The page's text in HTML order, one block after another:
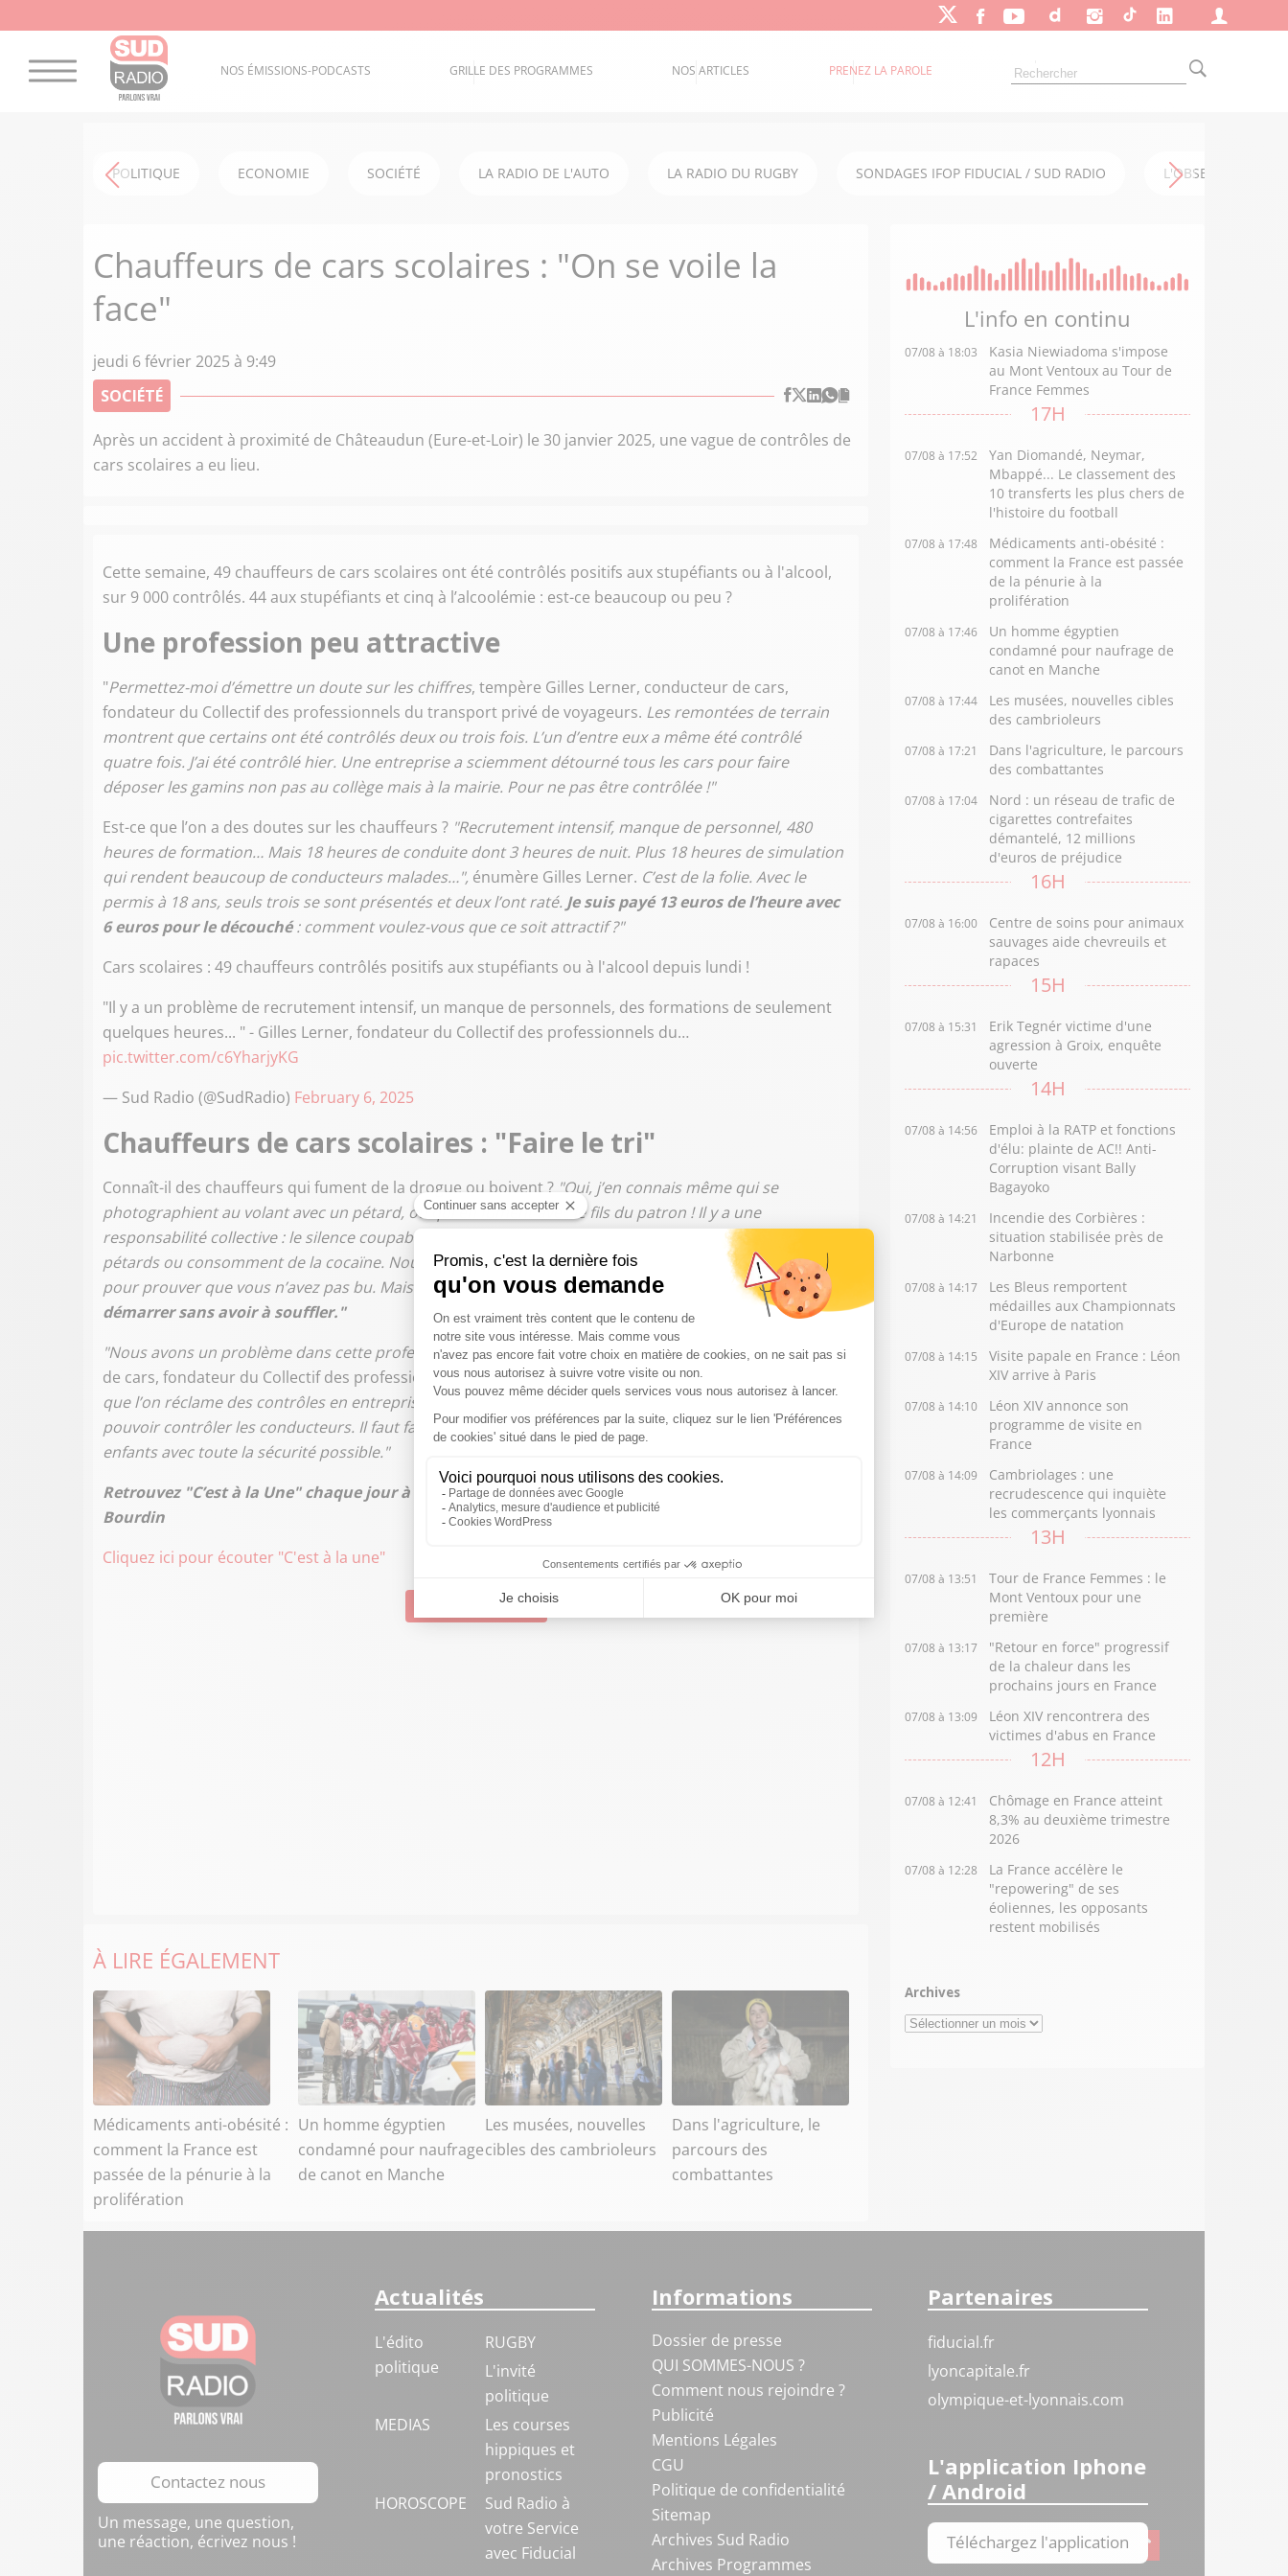
NOS ÉMISSIONS-PODCASTS GRILLE DES PROGRAMMES NOS ARTICLES PRENEZ LA PAROLE
POLITIQUE ECONOMIE SOCIÉTÉ LA RADIO DE L'AUTO LA RADIO DU RUGBY SONDAGES IFOP FIDUCIAL / SUD RADIO L'OBSERVATOIRE
Chauffeurs de cars scolaires : "On se voile la
face"
jeudi 6 février 2025 à 9:49
SOCIÉTÉ
Après un accident à proximité de Châteaudun (Eure-et-Loir) le 30 janvier 2025, une vague de contrôles de
cars scolaires a eu lieu.
Cette semaine, 49 chauffeurs de cars scolaires ont été contrôlés positifs aux stupéfiants ou à l'alcool,
sur 9 000 contrôlés. 44 aux stupéfiants et cinq à l’alcoolémie : est-ce beaucoup ou peu ?
Une profession peu attractive
"Permettez-moi d’émettre un doute sur les chiffres, tempère Gilles Lerner, conducteur de cars,
fondateur du Collectif des professionnels du transport privé de voyageurs. Les remontées de terrain
montrent que certains ont été contrôlés deux ou trois fois. L’un d’entre eux a même été contrôlé
quatre fois. J’ai été contrôlé hier. Une entreprise a sciemment détourné tous les cars pour faire
déposer les gamins non pas au collège mais à la mairie. Pour ne pas être contrôlée !"
Est-ce que l’on a des doutes sur les chauffeurs ? "Recrutement intensif, manque de personnel, 480
heures de formation… Mais 18 heures de conduite dont 3 heures de nuit. Plus 18 heures de simulation
qui rendent beaucoup de conducteurs malades…", énumère Gilles Lerner. C’est de la folie. Avec le
permis à 18 ans, seuls trois se sont présentés et deux l’ont raté. Je suis payé 13 euros de l’heure avec
6 euros pour le découché: comment voulez-vous que ce soit attractif ?"
Cars scolaires : 49 chauffeurs contrôlés positifs aux stupéfiants ou à l'alcool depuis lundi !
"Il y a un problème de recrutement intensif, un manque de personnels, des formations de seulement
quelques heures... " - Gilles Lerner, fondateur du Collectif des professionnels du…
pic.twitter.com/c6YharjyKG
— Sud Radio (@SudRadio) February 6, 2025
Chauffeurs de cars scolaires : "Faire le tri"
Connaît-il des chauffeurs qui fument de la drogue ou boivent ? "Oui, j’en connais même qui se
photographient au volant avec un pétard, ou qui en fument avec le fils du patron ! Il y a une
responsabilité collective : le silence coupable des conducteurs qui connaissent ceux qui fument des
pétards ou consomment de la cocaïne. Nous avons un EAD : pour démarrer un car, vous devez souffler
pour prouver que vous n’avez pas bu. Mais vous avezun bouton à l’arrière du car qui permet de le
démarrer sans avoir à souffler."
"Nous avons un problème dans cette profession, on se voile la face,estime Gilles Lerner, conducteur
de cars, fondateur du Collectif des professionnels du transport privé de voyageurs.
que l’on réclame des contrôles en entreprise. Il suffirait de modifier le règlement intérieur pour
pouvoir contrôler les conducteurs. Il faut faire le tri entre le bon grain et l’ivraie, et transporter les
enfants avec toute la sécurité possible."
Retrouvez "C’est à la Une" chaque jour à 7h10 dans le Grand Matin Sud Radio avec Jean-Jacques
Bourdin
Cliquez ici pour écouter "C'est à la une"
Suivre Sud Radio
À LIRE ÉGALEMENT
Médicaments anti-obésité :
comment la France est
passée de la pénurie à la
prolifération
Un homme égyptien
condamné pour naufrage
de canot en Manche
Les musées, nouvelles
cibles des cambrioleurs
Dans l'agriculture, le
parcours des
combattantes
L'info en continu
07/08 à 18:03
Kasia Niewiadoma s'impose
au Mont Ventoux au Tour de
France Femmes
17H
07/08 à 17:52
Yan Diomandé, Neymar,
Mbappé... Le classement des
10 transferts les plus chers de
l'histoire du football
07/08 à 17:48
Médicaments anti-obésité :
comment la France est passée
de la pénurie à la
prolifération
07/08 à 17:46
Un homme égyptien
condamné pour naufrage de
canot en Manche
07/08 à 17:44
Les musées, nouvelles cibles
des cambrioleurs
07/08 à 17:21
Dans l'agriculture, le parcours
des combattantes
07/08 à 17:04
Nord : un réseau de trafic de
cigarettes contrefaites
démantelé, 12 millions
d'euros de préjudice
16H
07/08 à 16:00
Centre de soins pour animaux
sauvages aide chevreuils et
rapaces
15H
07/08 à 15:31
Erik Tegnér victime d'une
agression à Groix, enquête
ouverte
14H
07/08 à 14:56
Emploi à la RATP et fonctions
d'élu: plainte de AC!! Anti-
Corruption visant Bally
Bagayoko
07/08 à 14:21
Incendie des Corbières :
situation stabilisée près de
Narbonne
07/08 à 14:17
Les Bleus remportent
médailles aux Championnats
d'Europe de natation
07/08 à 14:15
Visite papale en France : Léon
XIV arrive à Paris
07/08 à 14:10
Léon XIV annonce son
programme de visite en
France
07/08 à 14:09
Cambriolages : une
recrudescence qui inquiète
les commerçants lyonnais
13H
07/08 à 13:51
Tour de France Femmes : le
Mont Ventoux pour une
première
07/08 à 13:17
"Retour en force" progressif
de la chaleur dans les
prochains jours en France
07/08 à 13:09
Léon XIV rencontrera des
victimes d'abus en France
12H
07/08 à 12:41
Chômage en France atteint
8,3% au deuxième trimestre
2026
07/08 à 12:28
La France accélère le
"repowering" de ses
éoliennes, les opposants
restent mobilisés
Archives
Archives
Contactez nous
Un message, une question,
une réaction, écrivez nous !
Actualités
L'édito
politique
RUGBY
L'invité
politique
MEDIAS
Les courses
hippiques et
pronostics
HOROSCOPE
Sud Radio à
votre Service
avec Fiducial
Informations
Dossier de presse
QUI SOMMES-NOUS ?
Comment nous rejoindre ?
Publicité
Mentions Légales
CGU
Politique de confidentialité
Sitemap
Archives Sud Radio
Archives Programmes
Partenaires
fiducial.fr
lyoncapitale.fr
olympique-et-lyonnais.com
L'application Iphone
/ Android
Téléchargez l'application